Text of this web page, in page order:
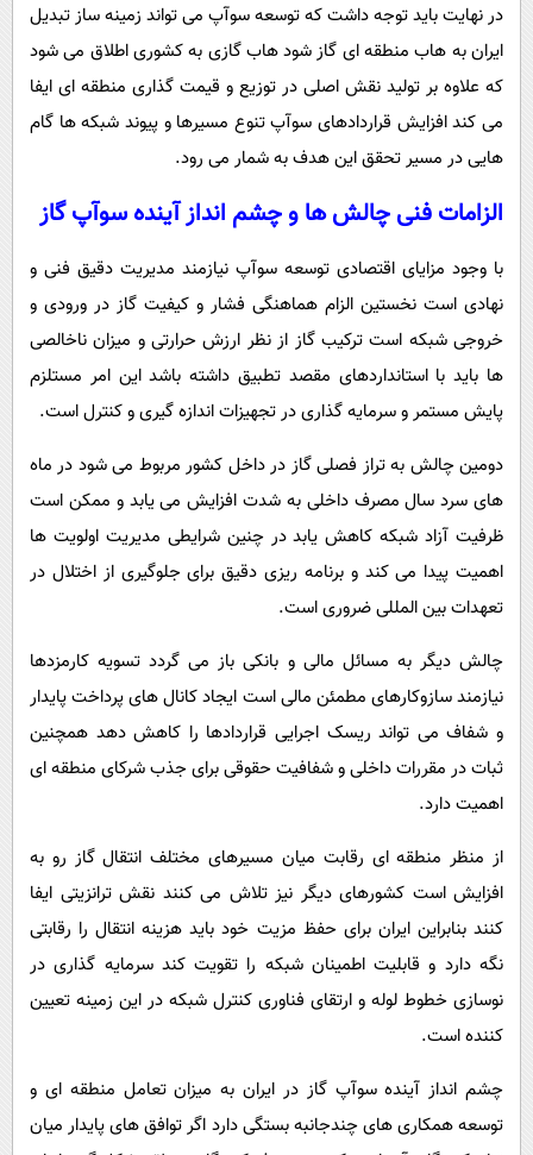
در نهایت باید توجه داشت که توسعه سوآپ می تواند زمینه ساز تبدیل
ایران به هاب منطقه ای گاز شود هاب گازی به کشوری اطلاق می شود
که علاوه بر تولید نقش اصلی در توزیع و قیمت گذاری منطقه ای ایفا
می کند افزایش قراردادهای سوآپ تنوع مسیرها و پیوند شبکه ها گام
هایی در مسیر تحقق این هدف به شمار می رود.
الزامات فنی چالش ها و چشم انداز آینده سوآپ گاز
با وجود مزایای اقتصادی توسعه سوآپ نیازمند مدیریت دقیق فنی و
نهادی است نخستین الزام هماهنگی فشار و کیفیت گاز در ورودی و
خروجی شبکه است ترکیب گاز از نظر ارزش حرارتی و میزان ناخالصی
ها باید با استانداردهای مقصد تطبیق داشته باشد این امر مستلزم
پایش مستمر و سرمایه گذاری در تجهیزات اندازه گیری و کنترل است.
دومین چالش به تراز فصلی گاز در داخل کشور مربوط می شود در ماه
های سرد سال مصرف داخلی به شدت افزایش می یابد و ممکن است
ظرفیت آزاد شبکه کاهش یابد در چنین شرایطی مدیریت اولویت ها
اهمیت پیدا می کند و برنامه ریزی دقیق برای جلوگیری از اختلال در
تعهدات بین المللی ضروری است.
چالش دیگر به مسائل مالی و بانکی باز می گردد تسویه کارمزدها
نیازمند سازوکارهای مطمئن مالی است ایجاد کانال های پرداخت پایدار
و شفاف می تواند ریسک اجرایی قراردادها را کاهش دهد همچنین
ثبات در مقررات داخلی و شفافیت حقوقی برای جذب شرکای منطقه ای
اهمیت دارد.
از منظر منطقه ای رقابت میان مسیرهای مختلف انتقال گاز رو به
افزایش است کشورهای دیگر نیز تلاش می کنند نقش ترانزیتی ایفا
کنند بنابراین ایران برای حفظ مزیت خود باید هزینه انتقال را رقابتی
نگه دارد و قابلیت اطمینان شبکه را تقویت کند سرمایه گذاری در
نوسازی خطوط لوله و ارتقای فناوری کنترل شبکه در این زمینه تعیین
کننده است.
چشم انداز آینده سوآپ گاز در ایران به میزان تعامل منطقه ای و
توسعه همکاری های چندجانبه بستگی دارد اگر توافق های پایدار میان